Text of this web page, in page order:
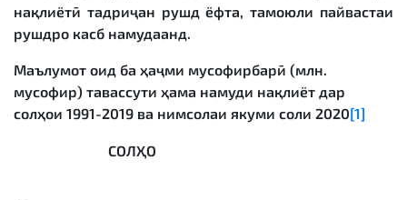
нақлиётӣ тадриҷан рушд ёфта, тамоюли пайвастаи
рушдро касб намудаанд.
Маълумот оид ба ҳаҷми мусофирбарӣ (млн.
мусофир) тавассути ҳама намуди нақлиёт дар
солҳои 1991-2019 ва нимсолаи якуми соли 2020[1]
СОЛҲО